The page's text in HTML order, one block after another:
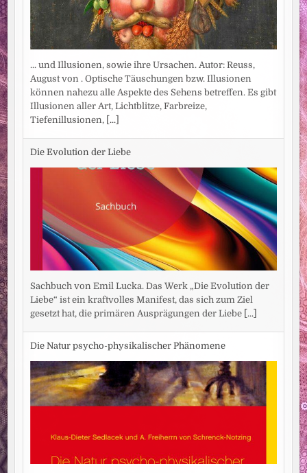
... und Illusionen, sowie ihre Ursachen. Autor: Reuss,
August von . Optische Täuschungen bzw. Illusionen
können nahezu alle Aspekte des Sehens betreffen. Es gibt
Illusionen aller Art, Lichtblitze, Farbreize,
Tiefenillusionen, [...]
Die Evolution der Liebe
Sachbuch von Emil Lucka. Das Werk „Die Evolution der
Liebe“ ist ein kraftvolles Manifest, das sich zum Ziel
gesetzt hat, die primären Ausprägungen der Liebe [...]
Die Natur psycho-physikalischer Phänomene